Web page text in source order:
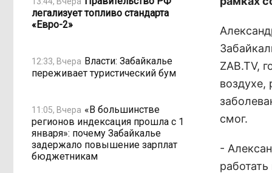
легализует топливо стандарта
«Евро-2»
12:33, Вчера Власти: Забайкалье
переживает туристический бум
11:05, Вчера «В большинстве
регионов индексация прошла с 1
января»: почему Забайкалье
задержало повышение зарплат
бюджетникам
ZAB.TV,
воздухе,
смог.
-